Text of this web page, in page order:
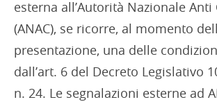
esterna all’Autorità Nazionale
(ANAC), se ricorre, al momento
presentazione, una delle
dall’art. 6 del Decreto Legislativo
n. 24. Le segnalazioni esterne ad